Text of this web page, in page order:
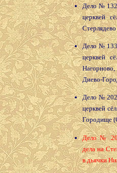
Дело №
церквей
Дело №
церквей
Диево-
Дело №
церквей
Городище
Дело №
дела на
в дьячки